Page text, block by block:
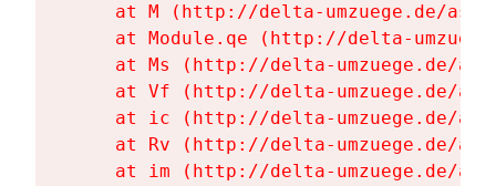
at M (http://delta-umzuege.de/
at Module.qe (http://delta-
at Ms (http://delta-umzuege.de/
at Vf (http://delta-umzuege.de/
at ic (http://delta-umzuege.de/
at Rv (http://delta-umzuege.de/
at im (http://delta-umzuege.de/